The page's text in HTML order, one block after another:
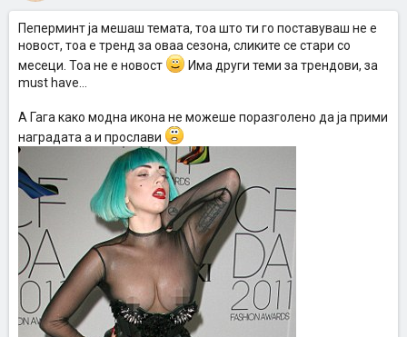
Пеперминт ја мешаш темата, тоа што ти го поставуваш не е
новост, тоа е тренд за оваа сезона, сликите се стари со
месеци. Тоа не е новост
Има други теми за трендови, за
must have...
A Гага како модна икона не можеше поразголено да ја прими
наградата а и прослави